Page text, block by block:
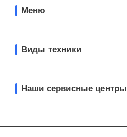
Меню
Виды техники
Наши сервисные центры